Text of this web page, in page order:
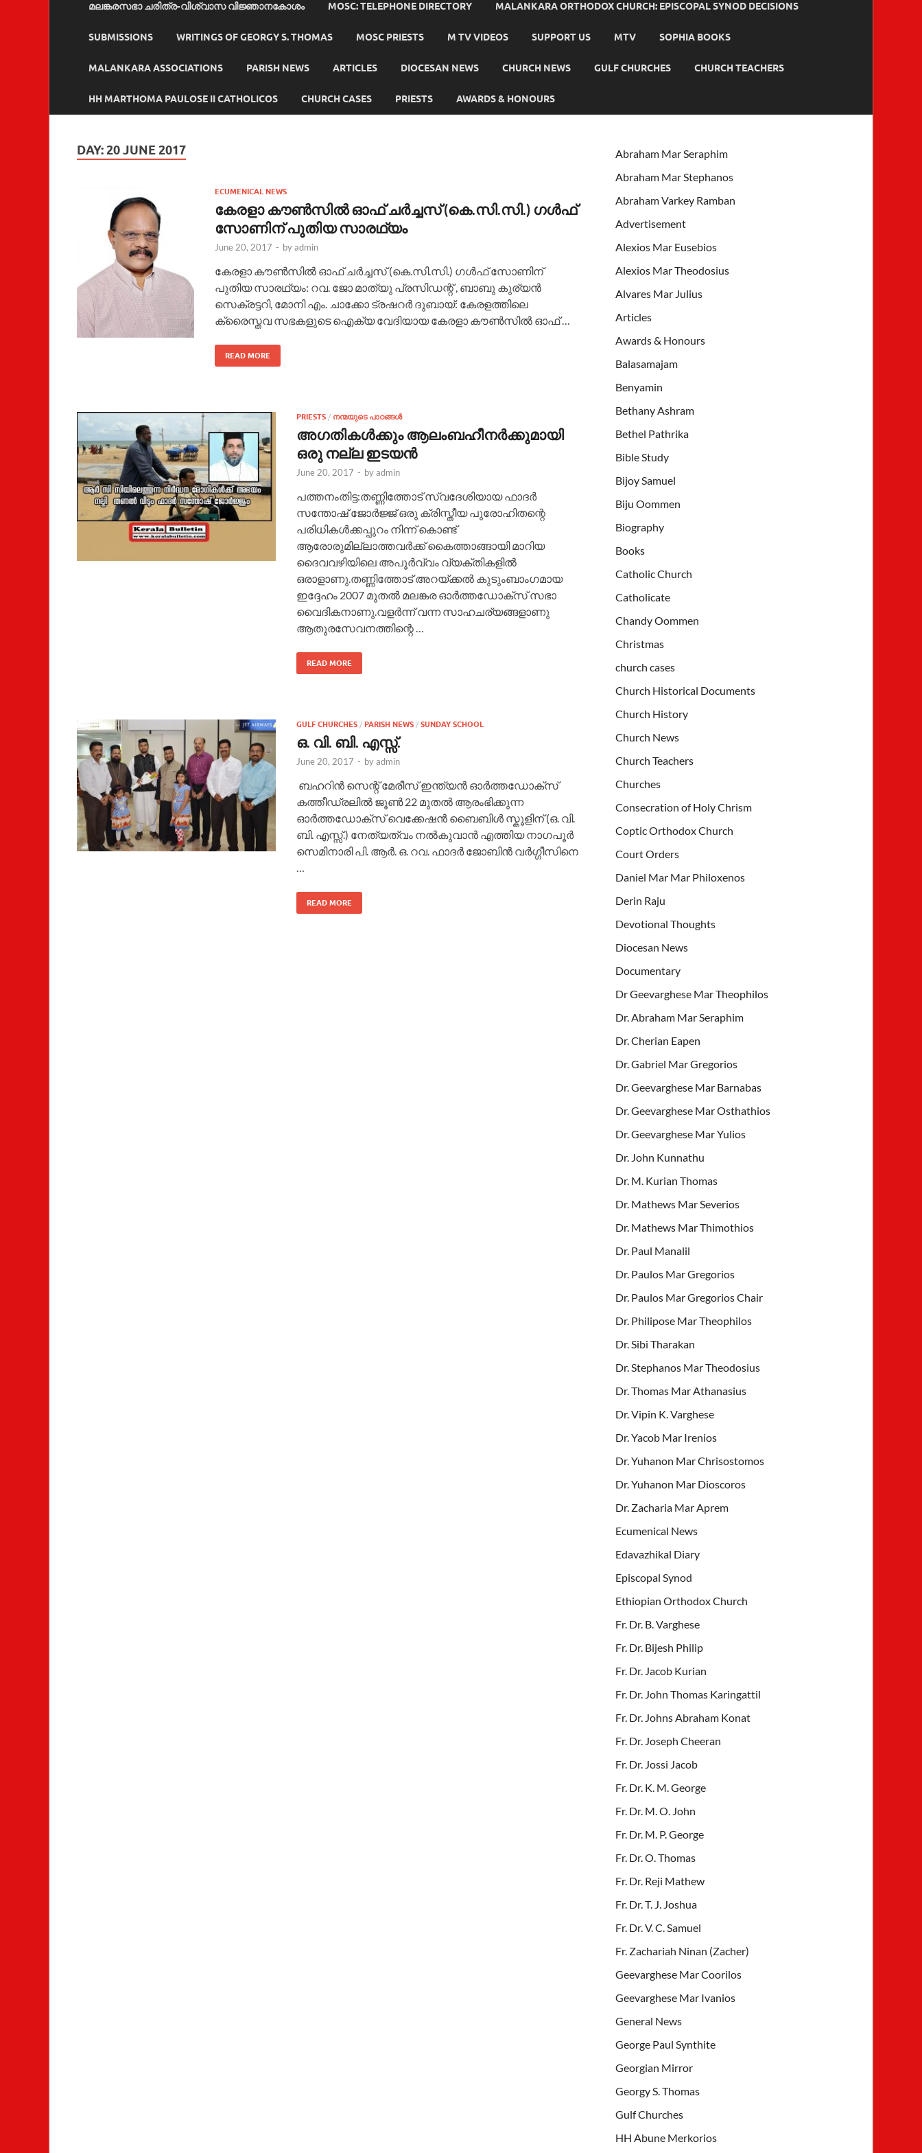
മലങ്കരസഭാ ചരിത്ര-വിശ്വാസ വിജ്ഞാനകോശം MOSC: TELEPHONE DIRECTORY MALANKARA ORTHODOX CHURCH: EPISCOPAL SYNOD DECISIONS
SUBMISSIONS WRITINGS OF GEORGY S. THOMAS MOSC PRIESTS M TV VIDEOS SUPPORT US MTV SOPHIA BOOKS
MALANKARA ASSOCIATIONS PARISH NEWS ARTICLES DIOCESAN NEWS CHURCH NEWS GULF CHURCHES CHURCH TEACHERS
HH MARTHOMA PAULOSE II CATHOLICOS CHURCH CASES PRIESTS AWARDS & HONOURS
DAY:20 JUNE 2017
ECUMENICAL NEWS
കേരളാ കൗൺസിൽ ഓഫ് ചർച്ചസ് (കെ.സി.സി.) ഗൾഫ്
സോണിന് പുതിയ സാരഥ്യം
June 20, 2017 - byadmin
കേരളാ കൗൺസിൽ ഓഫ് ചർച്ചസ് (കെ.സി.സി.) ഗൾഫ് സോണിന്
പുതിയ സാരഥ്യം: റവ. ജോ മാത്യു പ്രസിഡന്റ് , ബാബു കുര്യൻ
സെക്രട്ടറി, മോനി എം. ചാക്കോ ട്രഷറർ ദുബായ്: കേരളത്തിലെ
ക്രൈസ്തവ സഭകളുടെ ഐക്യ വേദിയായ കേരളാ കൗൺസിൽ ഓഫ് …
READ MORE
PRIESTS / നന്മയുടെ പാഠങ്ങള്‍
അഗതികൾക്കും ആലംബഹീനർക്കുമായി
ഒരു നല്ല ഇടയൻ
June 20, 2017 - byadmin
​പത്തനംതിട്ട:തണ്ണിത്തോട്‌ സ്വദേശിയായ ഫാദർ
സന്തോഷ്‌ ജോർജ്ജ്‌ ഒരു ക്രിസ്തീയ പുരോഹിതന്റെ
പരിധികൾക്കപ്പുറം നിന്ന് കൊണ്ട്‌
ആരോരുമില്ലാത്തവർക്ക്‌ കൈത്താങ്ങായി മാറിയ
ദൈവവഴിയിലെ അപൂർവ്വം വ്യക്തികളിൽ
ഒരാളാണു.തണ്ണിത്തോട്‌ അറയ്ക്കൽ കുടുംബാംഗമായ
ഇദ്ദേഹം 2007 മുതൽ മലങ്കര ഓർത്തഡോക്സ്‌ സഭാ
വൈദികനാണു.വളർന്ന് വന്ന സാഹചര്യങ്ങളാണു
ആതുരസേവനത്തിന്റെ …
READ MORE
GULF CHURCHES / PARISH NEWS / SUNDAY SCHOOL
ഒ. വി. ബി. എസ്സ്.
June 20, 2017 - byadmin
ബഹറിന്‍ സെന്റ് മേരീസ് ഇന്ത്യന്‍ ഓര്‍ത്തഡോക്സ്
കത്തീഡ്രലില്‍ ജൂണ്‍ 22 മുതല്‍ ആരംഭിക്കുന്ന
ഓര്‍ത്തഡോക്സ് വെക്കേഷന്‍ ബൈബിള്‍ സ്കൂളിന്‌ (ഒ. വി.
ബി. എസ്സ്.) നേത്യത്വം നല്‍കുവാന്‍ എത്തിയ നാഗപൂര്‍
സെമിനാരി പി. ആര്‍. ഒ. റവ. ഫാദര്‍ ജോബിന്‍ വര്‍ഗ്ഗീസിനെ
READ MORE
Abraham Mar Seraphim
Abraham Mar Stephanos
Abraham Varkey Ramban
Advertisement
Alexios Mar Eusebios
Alexios Mar Theodosius
Alvares Mar Julius
Articles
Awards & Honours
Balasamajam
Benyamin
Bethany Ashram
Bethel Pathrika
Bible Study
Bijoy Samuel
Biju Oommen
Biography
Books
Catholic Church
Catholicate
Chandy Oommen
Christmas
church cases
Church Historical Documents
Church History
Church News
Church Teachers
Churches
Consecration of Holy Chrism
Coptic Orthodox Church
Court Orders
Daniel Mar Mar Philoxenos
Derin Raju
Devotional Thoughts
Diocesan News
Documentary
Dr Geevarghese Mar Theophilos
Dr. Abraham Mar Seraphim
Dr. Cherian Eapen
Dr. Gabriel Mar Gregorios
Dr. Geevarghese Mar Barnabas
Dr. Geevarghese Mar Osthathios
Dr. Geevarghese Mar Yulios
Dr. John Kunnathu
Dr. M. Kurian Thomas
Dr. Mathews Mar Severios
Dr. Mathews Mar Thimothios
Dr. Paul Manalil
Dr. Paulos Mar Gregorios
Dr. Paulos Mar Gregorios Chair
Dr. Philipose Mar Theophilos
Dr. Sibi Tharakan
Dr. Stephanos Mar Theodosius
Dr. Thomas Mar Athanasius
Dr. Vipin K. Varghese
Dr. Yacob Mar Irenios
Dr. Yuhanon Mar Chrisostomos
Dr. Yuhanon Mar Dioscoros
Dr. Zacharia Mar Aprem
Ecumenical News
Edavazhikal Diary
Episcopal Synod
Ethiopian Orthodox Church
Fr. Dr. B. Varghese
Fr. Dr. Bijesh Philip
Fr. Dr. Jacob Kurian
Fr. Dr. John Thomas Karingattil
Fr. Dr. Johns Abraham Konat
Fr. Dr. Joseph Cheeran
Fr. Dr. Jossi Jacob
Fr. Dr. K. M. George
Fr. Dr. M. O. John
Fr. Dr. M. P. George
Fr. Dr. O. Thomas
Fr. Dr. Reji Mathew
Fr. Dr. T. J. Joshua
Fr. Dr. V. C. Samuel
Fr. Zachariah Ninan (Zacher)
Geevarghese Mar Coorilos
Geevarghese Mar Ivanios
General News
George Paul Synthite
Georgian Mirror
Georgy S. Thomas
Gulf Churches
HH Abune Merkorios